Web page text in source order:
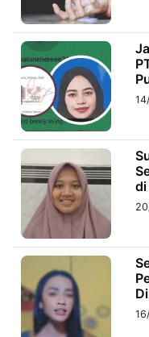
Kabarbaru.co
2026
Kabarbaru
Media
Holding
di